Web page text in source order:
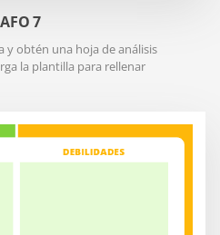
7
y obtén una hoja de análisis
la plantilla para rellenar